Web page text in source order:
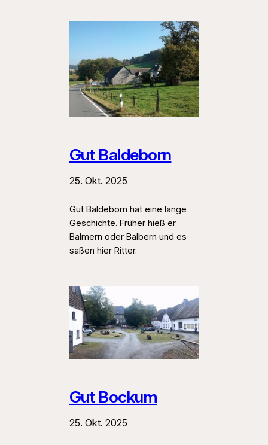
Gut Baldeborn
25. Okt. 2025
Gut Baldeborn hat eine lange
Geschichte. Früher hieß er
Balmern oder Balbern und es
saßen hier Ritter.
Gut Bockum
25. Okt. 2025